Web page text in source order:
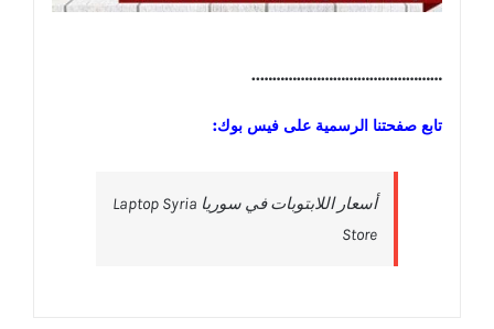
………………………………………..
تابع صفحتنا الرسمية على فيس بوك:
‎أسعار اللابتوبات في سوريا Laptop Syria
Store‎